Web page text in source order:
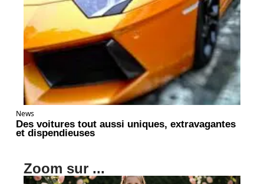
News
Des voitures tout aussi uniques, extravagantes
et dispendieuses
Zoom sur ...